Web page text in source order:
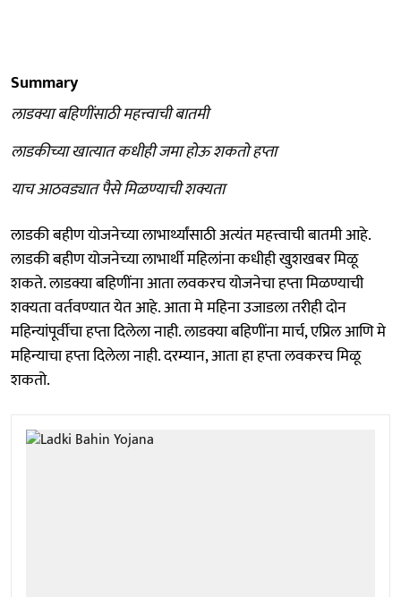
Summary
लाडक्या बहिणींसाठी महत्त्वाची बातमी
लाडकीच्या खात्यात कधीही जमा होऊ शकतो हप्ता
याच आठवड्यात पैसे मिळण्याची शक्यता
लाडकी बहीण योजनेच्या लाभार्थ्यांसाठी अत्यंत महत्त्वाची बातमी आहे.
लाडकी बहीण योजनेच्या लाभार्थी महिलांना कधीही खुशखबर मिळू
शकते. लाडक्या बहि‍णींना आता लवकरच योजनेचा हप्ता मिळण्याची
शक्यता वर्तवण्यात येत आहे. आता मे महिना उजाडला तरीही दोन
महिन्यांपूर्वीचा हप्ता दिलेला नाही. लाडक्या बहि‍णींना मार्च, एप्रिल आणि मे
महिन्याचा हप्ता दिलेला नाही. दरम्यान, आता हा हप्ता लवकरच मिळू
शकतो.